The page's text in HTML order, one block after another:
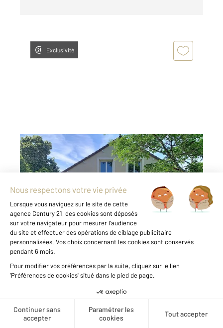
Créer une alerte
Exclusivité
BOISSETTES 77
191,62 m2, 7 pièces
Ref : 3024
430 000 €
Visiter le site dédié
BOISSETTES - Au cœur du charmant village de
Boissettes, dans un environnement
recherché, découvrez cette maison
parfaitement entretenue, implantée sur un
jardin d'environ 1 100m². Elle offre une belle
accès direct au ...